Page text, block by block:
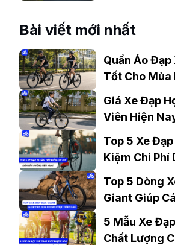
Bài viết mới nhất
Quần Áo Đạp
Tốt Cho Mùa
Giá Xe Đạp
Viên Hiện
Top 5 Xe
Kiệm Chi Phí
Top 5 Dòng
Giant Giúp
Chinh Phục
5 Mẫu Xe
Chất Lượng